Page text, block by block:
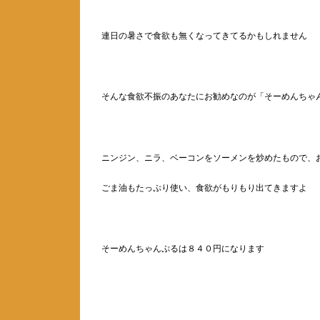
連日の暑さで食欲も無くなってきてるかもしれません
そんな食欲不振のあなたにお勧めなのが「そーめんちゃ
ニンジン、ニラ、ベーコンをソーメンを炒めたもので、
ごま油もたっぷり使い、食欲がもりもり出てきますよ
そーめんちゃんぷるは８４０円になります